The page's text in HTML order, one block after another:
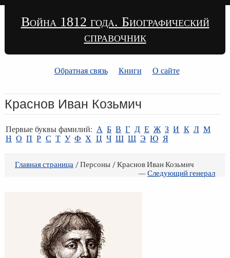
Война 1812 года. Биографический
справочник
Обратная связь Книги О сайте
Краснов Иван Козьмич
Первые буквы фамилий: А Б В Г Д Е Ж З И К Л М
Н О П Р С Т У Ф Х Ц Ч Ш Щ Э Ю Я
Главная страница/ Персоны / Краснов Иван Козьмич
—Следующий генерал